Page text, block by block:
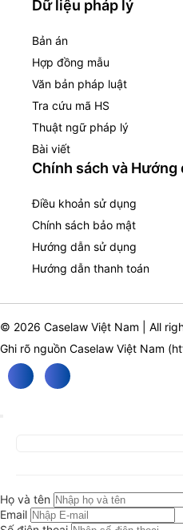
Dữ liệu pháp lý
Bản án
Hợp đồng mẫu
Văn bản pháp luật
Tra cứu mã HS
Thuật ngữ pháp lý
Bài viết
Chính sách và Hướng
Điều khoản sử dụng
Chính sách bảo mật
Hướng dẫn sử dụng
Hướng dẫn thanh toán
© 2026 Caselaw Việt Nam | All
Ghi rõ nguồn Caselaw Việt Nam (
Họ và tên
Email